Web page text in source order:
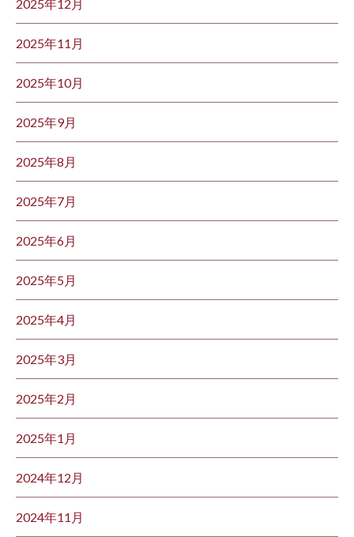
2025年12月
2025年11月
2025年10月
2025年9月
2025年8月
2025年7月
2025年6月
2025年5月
2025年4月
2025年3月
2025年2月
2025年1月
2024年12月
2024年11月